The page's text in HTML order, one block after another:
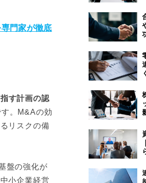
門家が徹底
す計画の認
す。M&Aの効
リスクの備
盤の強化が
小企業経営